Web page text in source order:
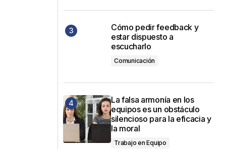
Cómo pedir feedback y
estar dispuesto a
escucharlo
Comunicación
La falsa armonía en los
equipos es un obstáculo
silencioso para la eficacia y
la moral
Trabajo en Equipo